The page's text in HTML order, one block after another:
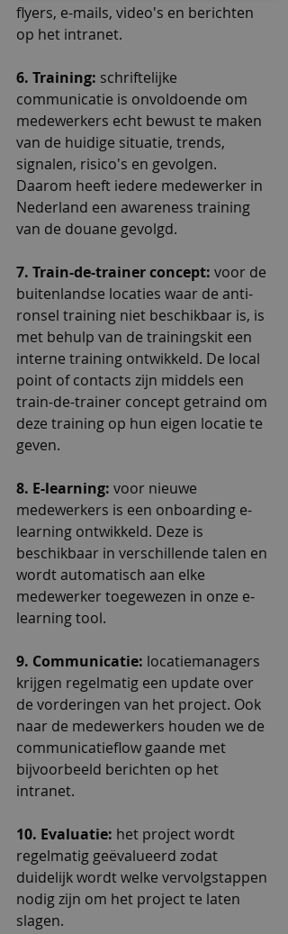
flyers, e-mails, video's en berichten
op het intranet.
6. Training: schriftelijke
communicatie is onvoldoende om
medewerkers echt bewust te maken
van de huidige situatie, trends,
signalen, risico's en gevolgen.
Daarom heeft iedere medewerker in
Nederland een awareness training
van de douane gevolgd.
7. Train-de-trainer concept: voor de
buitenlandse locaties waar de anti-
ronsel training niet beschikbaar is, is
met behulp van de trainingskit een
interne training ontwikkeld. De local
point of contacts zijn middels een
train-de-trainer concept getraind om
deze training op hun eigen locatie te
geven.
8. E-learning: voor nieuwe
medewerkers is een onboarding e-
learning ontwikkeld. Deze is
beschikbaar in verschillende talen en
wordt automatisch aan elke
medewerker toegewezen in onze e-
learning tool.
9. Communicatie: locatiemanagers
krijgen regelmatig een update over
de vorderingen van het project. Ook
naar de medewerkers houden we de
communicatieflow gaande met
bijvoorbeeld berichten op het
intranet.
10. Evaluatie: het project wordt
regelmatig geëvalueerd zodat
duidelijk wordt welke vervolgstappen
nodig zijn om het project te laten
slagen.